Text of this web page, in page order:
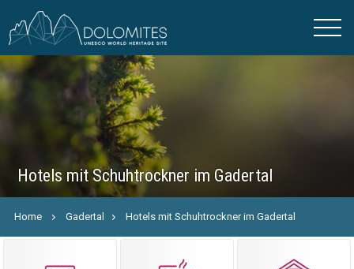
Hotels mit Schuhtrockner im Gadertal
Home Gadertal Hotels mit Schuhtrockner im Gadertal